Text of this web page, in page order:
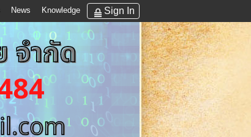
News Knowledge Sign In